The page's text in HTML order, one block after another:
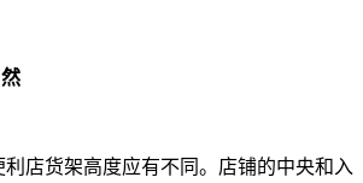
店货架高度应有不同。店铺的中央和入